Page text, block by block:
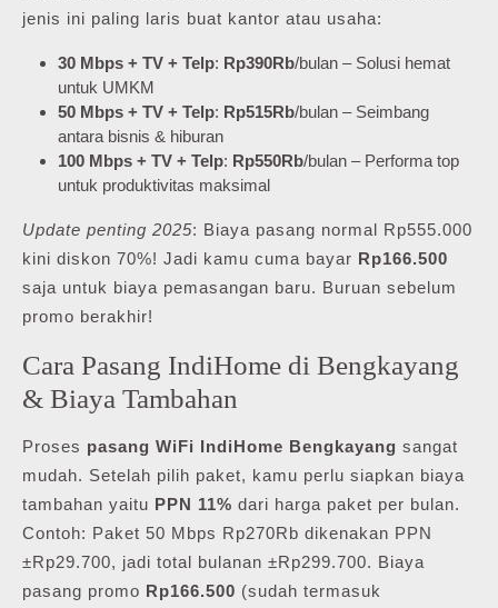
jenis ini paling laris buat kantor atau usaha:
30 Mbps + TV + Telp: Rp390Rb/bulan – Solusi hemat
untuk UMKM
50 Mbps + TV + Telp: Rp515Rb/bulan – Seimbang
antara bisnis & hiburan
100 Mbps + TV + Telp: Rp550Rb/bulan – Performa top
untuk produktivitas maksimal
Update penting 2025: Biaya pasang normal Rp555.000
kini diskon 70%! Jadi kamu cuma bayar Rp166.500
saja untuk biaya pemasangan baru. Buruan sebelum
promo berakhir!
Cara Pasang IndiHome di Bengkayang
& Biaya Tambahan
Proses pasang WiFi IndiHome Bengkayang sangat
mudah. Setelah pilih paket, kamu perlu siapkan biaya
tambahan yaitu PPN 11% dari harga paket per bulan.
Contoh: Paket 50 Mbps Rp270Rb dikenakan PPN
±Rp29.700, jadi total bulanan ±Rp299.700. Biaya
pasang promo Rp166.500 (sudah termasuk